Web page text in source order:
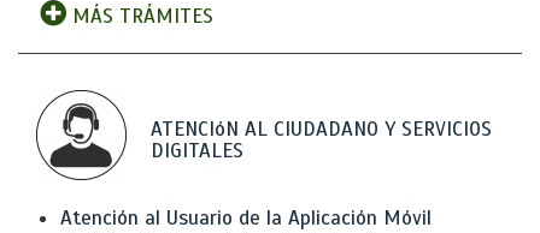
MÁS TRÁMITES
ATENCIóN AL CIUDADANO Y SERVICIOS
DIGITALES
Atención al Usuario de la Aplicación Móvil